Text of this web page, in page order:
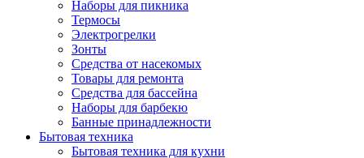
Наборы для пикника
Термосы
Электрогрелки
Зонты
Средства от насекомых
Товары для ремонта
Средства для бассейна
Наборы для барбекю
Банные принадлежности
Бытовая техника
Бытовая техника для кухни